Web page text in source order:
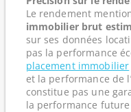
Le rendement
immobilier brut
sur ses données
pas la performance
placement immobilier
et la performance de
constitue pas une
la performance future